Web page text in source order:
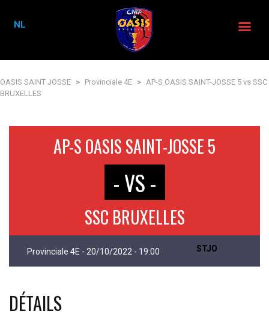
OASIS SAINT JOSSE > Provinciale 4E > AP-S OASIS SAINT-JOSSE 5 vs SSC
BRUXELLES
AP-S OASIS SAINT-JOSSE 5
- VS -
SSC BRUXELLES
Provinciale 4E - 20/10/2022 - 19:00 STJO
DÉTAILS
NL